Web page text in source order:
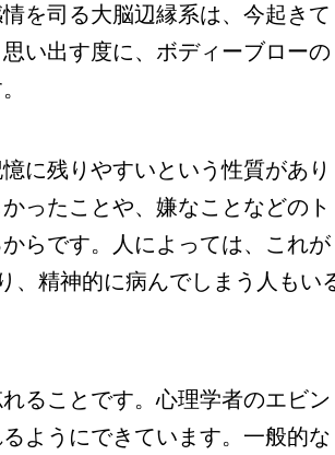
を司る大脳辺縁系は、今起きて
い出す度に、ボディーブローの
に残りやすいという性質があり
ったことや、嫌なことなどのト
らです。人によっては、これが
、精神的に病んでしまう人もい
ることです。心理学者のエビン
ようにできています。一般的な